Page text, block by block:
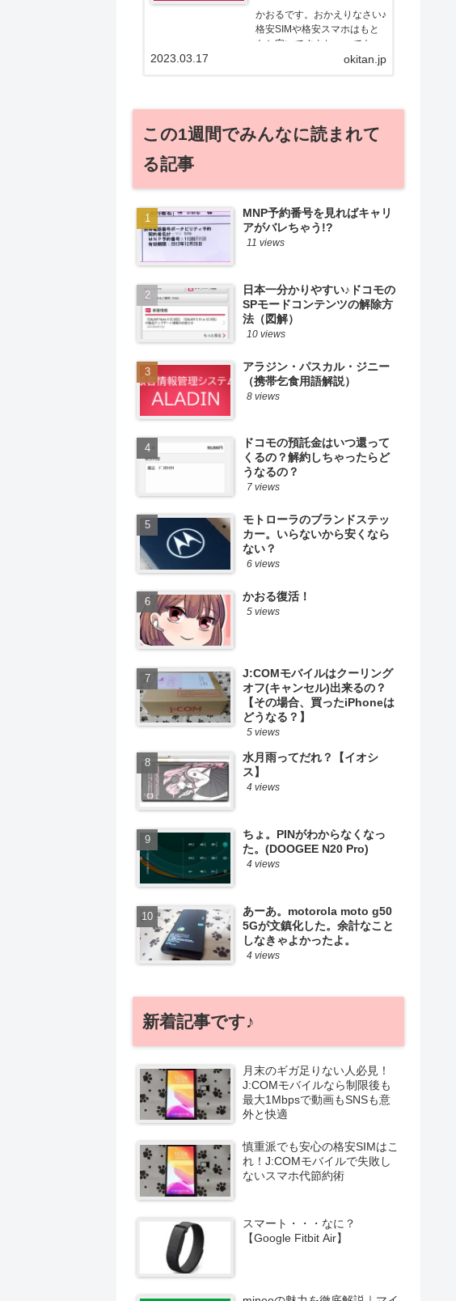
かおるです。おかえりなさい♪
格安SIMや格安スマホはもと
もと安いですよねー。でも！
どうせ契約するなら安くお得
かおるが調べた案件をこっ
そ...
okitan.jp
2023.03.17
この1週間でみんなに読まれて
る記事
MNP予約番号を見ればキャリ
アがバレちゃう!?
11 views
日本一分かりやすい♪ドコモの
SPモードコンテンツの解除方
法（図解）
10 views
アラジン・パスカル・ジニー
（携帯乞食用語解説）
8 views
ドコモの預託金はいつ還って
くるの？解約しちゃったらど
うなるの？
7 views
モトローラのブランドステッ
カー。いらないから安くなら
ない？
6 views
かおる復活！
5 views
J:COMモバイルはクーリング
オフ(キャンセル)出来るの？
【その場合、買ったiPhoneは
どうなる？】
5 views
水月雨ってだれ？【イオシ
ス】
4 views
ちょ。PINがわからなくなっ
た。(DOOGEE N20 Pro)
4 views
あーあ。motorola moto g50
5Gが文鎮化した。余計なこと
しなきゃよかったよ。
4 views
新着記事です♪
月末のギガ足りない人必見！
J:COMモバイルなら制限後も
最大1Mbpsで動画もSNSも意
外と快適
慎重派でも安心の格安SIMはこ
れ！J:COMモバイルで失敗し
ないスマホ代節約術
スマート・・・なに？
【Google Fitbit Air】